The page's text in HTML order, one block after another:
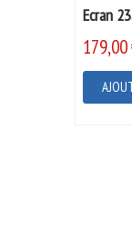
Ecran
179,00